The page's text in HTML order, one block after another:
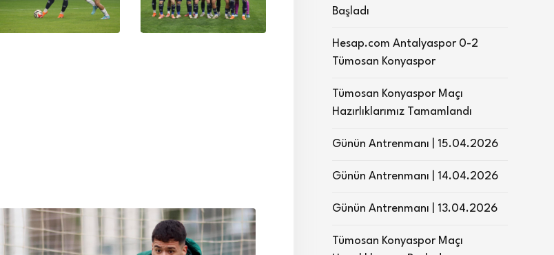
Başladı
Hesap.com Antalyaspor 0-2
Tümosan Konyaspor
Tümosan Konyaspor Maçı
Hazırlıklarımız Tamamlandı
Günün Antrenmanı | 15.04.2026
Günün Antrenmanı | 14.04.2026
Günün Antrenmanı | 13.04.2026
Tümosan Konyaspor Maçı